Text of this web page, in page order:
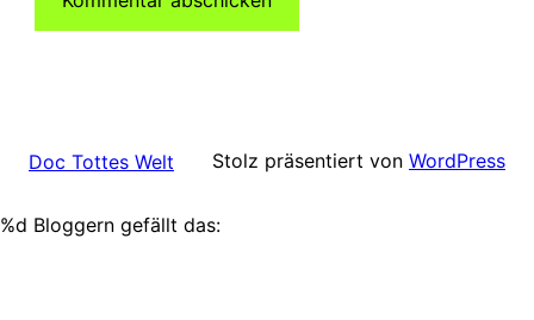
Doc Tottes Welt Stolz präsentiert von WordPress
%d Bloggern gefällt das: